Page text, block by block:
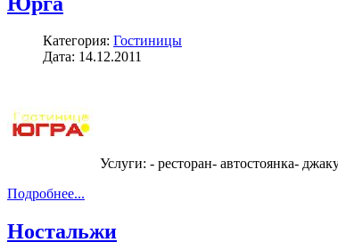
Категория: Гостиницы
Дата: 14.12.2011
Услуги: - ресторан- автостоянка-
Подробнее...
Ностальжи